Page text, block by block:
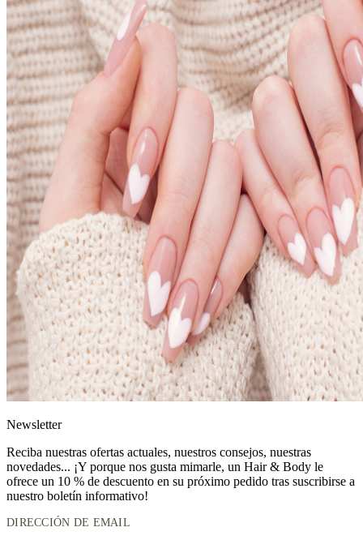
Newsletter
Reciba nuestras ofertas actuales, nuestros consejos, nuestras
novedades... ¡Y porque nos gusta mimarle, un Hair & Body le
ofrece un 10 % de descuento en su próximo pedido tras suscribirse a
nuestro boletín informativo!
DIRECCIÓN DE EMAIL